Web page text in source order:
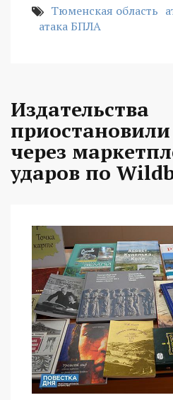
Тюменская область
атака БПЛА
Издательства
через
ударов по